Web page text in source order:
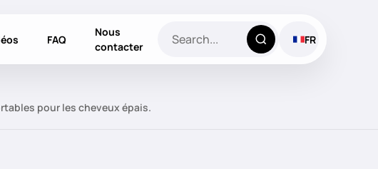
FAQ
Nous
contacter
FR
pour les cheveux épais.